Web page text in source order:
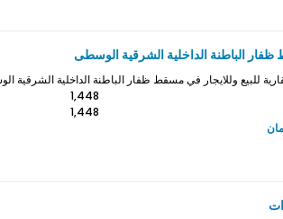
الباطنة الداخلية الشرقية الوسطى
للبيع وللايجار في مسقط ظفار الباطنة الداخلية الشرقية
1,448
1,448